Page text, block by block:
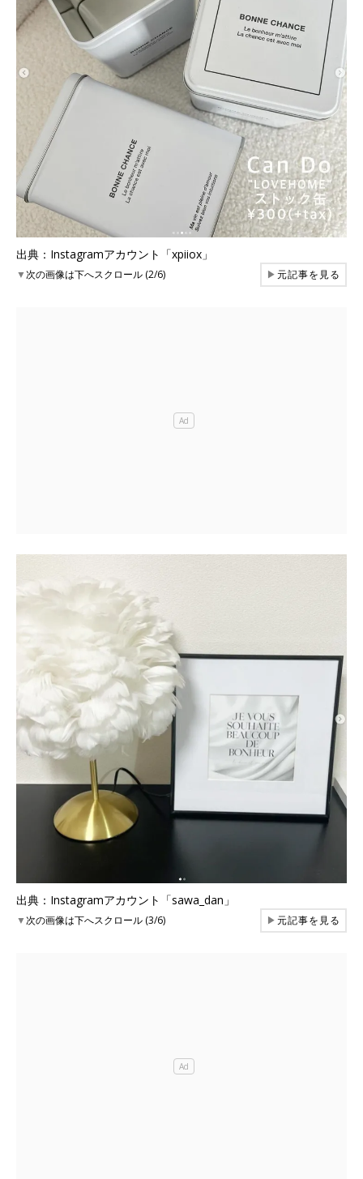
出典：Instagramアカウント「xpiiox」
▼次の画像は下へスクロール (2/6) ▶元記事を見る
出典：Instagramアカウント「sawa_dan」
▼次の画像は下へスクロール (3/6) ▶元記事を見る